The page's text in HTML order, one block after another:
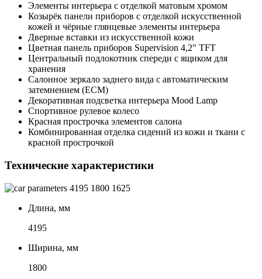
Элементы интерьера с отделкой матовым хромом
Козырёк панели приборов с отделкой искусственной
кожей и чёрные глянцевые элементы интерьера
Дверные вставки из искусственной кожи
Цветная панель приборов Supervision 4,2" TFT
Центральный подлокотник спереди с ящиком для
хранения
Салонное зеркало заднего вида с автоматическим
затемнением (ECM)
Декоративная подсветка интерьера Mood Lamp
Спортивное рулевое колесо
Красная прострочка элементов салона
Комбинированная отделка сидений из кожи и ткани с
красной прострочкой
Технические характеристики
4195 1800 1625
Длина, мм
4195
Ширина, мм
1800